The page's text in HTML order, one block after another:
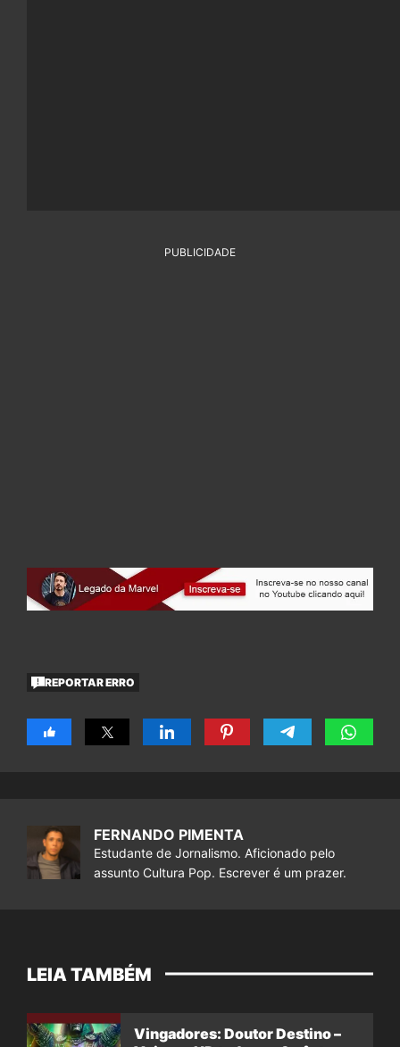
PUBLICIDADE
REPORTAR ERRO
FERNANDO PIMENTA
Estudante de Jornalismo. Aficionado pelo
assunto Cultura Pop. Escrever é um prazer.
LEIA TAMBÉM
Vingadores: Doutor Destino –